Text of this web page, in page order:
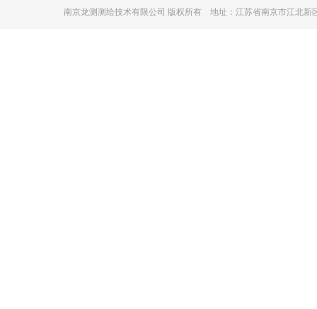
南京龙测测绘技术有限公司 版权所有 地址：江苏省南京市江北